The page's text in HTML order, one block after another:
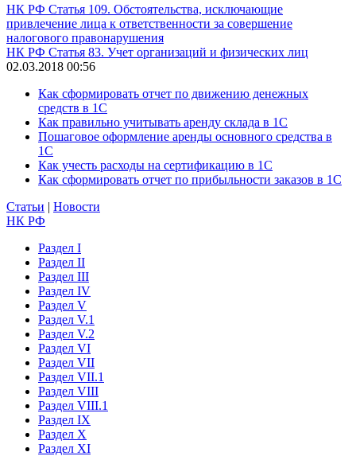
НК РФ Статья 109. Обстоятельства, исключающие
привлечение лица к ответственности за совершение
налогового правонарушения
НК РФ Статья 83. Учет организаций и физических лиц
02.03.2018 00:56
Как сформировать отчет по движению денежных
средств в 1С
Как правильно учитывать аренду склада в 1С
Пошаговое оформление аренды основного средства в
1С
Как учесть расходы на сертификацию в 1С
Как сформировать отчет по прибыльности заказов в 1С
Статьи | Новости
НК РФ
Раздел I
Раздел II
Раздел III
Раздел IV
Раздел V
Раздел V.1
Раздел V.2
Раздел VI
Раздел VII
Раздел VII.1
Раздел VIII
Раздел VIII.1
Раздел IX
Раздел X
Раздел XI